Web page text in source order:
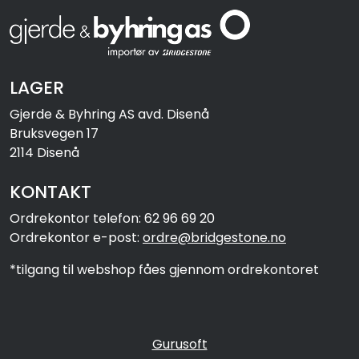
LAGER
Gjerde & Byhring AS avd. Disenå
Bruksvegen 17
2114 Disenå
KONTAKT
Ordrekontor telefon: 62 96 69 20
Ordrekontor e-post: ordre@bridgestone.no
*tilgang til webshop fåes gjennom ordrekontoret
Gurusoft